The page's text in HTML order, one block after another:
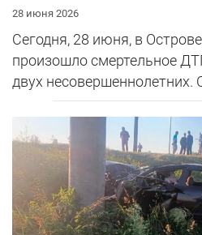
28 июня 2026
Сегодня, 28 июня, в
произошло смертельное
двух несовершеннолетних.